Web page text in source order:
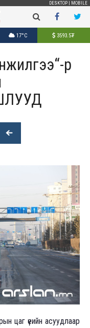
DESKTOP MOBILE
17°C 3593.5₮
р
цаг үеийн асуудлаар